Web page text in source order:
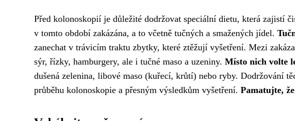
Před kolonoskopií je důležité dodržovat speciální dietu, která zajistí
v tomto období zakázána, a to včetně tučných a smažených jídel.
zanechat v trávicím traktu zbytky, které ztěžují vyšetření. Mezi
sýr, řízky, hamburgery, ale i tučné maso a uzeniny. Místo nich volte
dušená zelenina, libové maso (kuřecí, krůtí) nebo ryby. Dodržování
průběhu kolonoskopie a přesným výsledkům vyšetření. Pamatujte,